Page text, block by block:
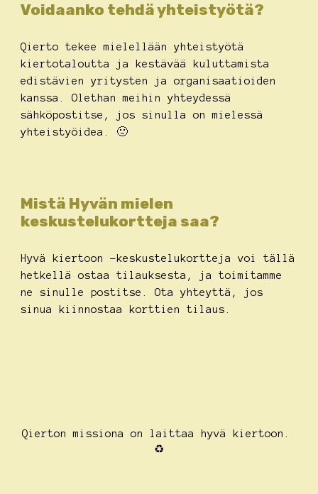
Voidaanko tehdä yhteistyötä?
Qierto tekee mielellään yhteistyötä
kiertotaloutta ja kestävää kuluttamista
edistävien yritysten ja organisaatioiden
kanssa. Olethan meihin yhteydessä
sähköpostitse, jos sinulla on mielessä
yhteistyöidea. 🙂
Mistä Hyvän mielen
keskustelukortteja saa?
Hyvä kiertoon -keskustelukortteja voi tällä
hetkellä ostaa tilauksesta, ja toimitamme
ne sinulle postitse. Ota yhteyttä, jos
sinua kiinnostaa korttien tilaus.
Qierton missiona on laittaa hyvä kiertoon.
♻️